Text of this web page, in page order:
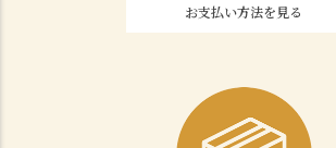
お支払い方法を見る